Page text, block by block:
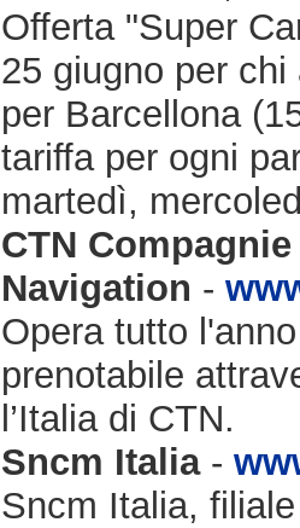
Offerta "Super
25 giugno per
per Barcellona
tariffa per ogni
martedì,
CTN
Navigation -
Opera tutto
prenotabile
l’Italia di CTN.
Sncm Italia-
Sncm Italia,